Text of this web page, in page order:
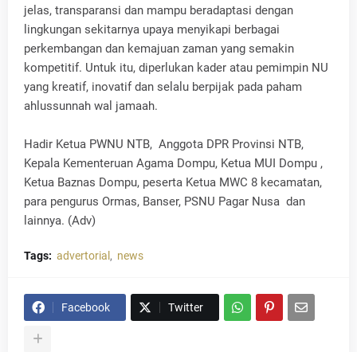
jelas, transparansi dan mampu beradaptasi dengan
lingkungan sekitarnya upaya menyikapi berbagai
perkembangan dan kemajuan zaman yang semakin
kompetitif. Untuk itu, diperlukan kader atau pemimpin NU
yang kreatif, inovatif dan selalu berpijak pada paham
ahlussunnah wal jamaah.
Hadir Ketua PWNU NTB, Anggota DPR Provinsi NTB,
Kepala Kementeruan Agama Dompu, Ketua MUI Dompu ,
Ketua Baznas Dompu, peserta Ketua MWC 8 kecamatan,
para pengurus Ormas, Banser, PSNU Pagar Nusa dan
lainnya. (Adv)
Tags: advertorial news
Facebook Twitter